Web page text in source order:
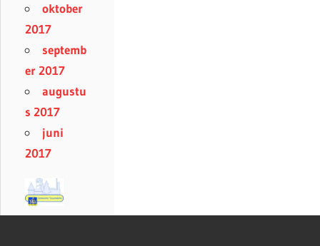
oktober
2017
septemb
er 2017
augustu
s 2017
juni
2017